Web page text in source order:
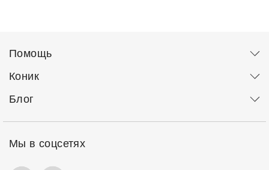
Помощь
Коник
Блог
Мы в соцсетях